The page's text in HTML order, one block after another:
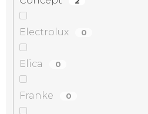
Electrolux 0
Elica 0
Franke 0